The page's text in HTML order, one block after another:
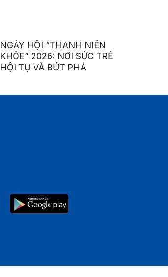
NGÀY HỘI “THANH NIÊN
KHỎE” 2026: NƠI SỨC TRẺ
HỘI TỤ VÀ BỨT PHÁ